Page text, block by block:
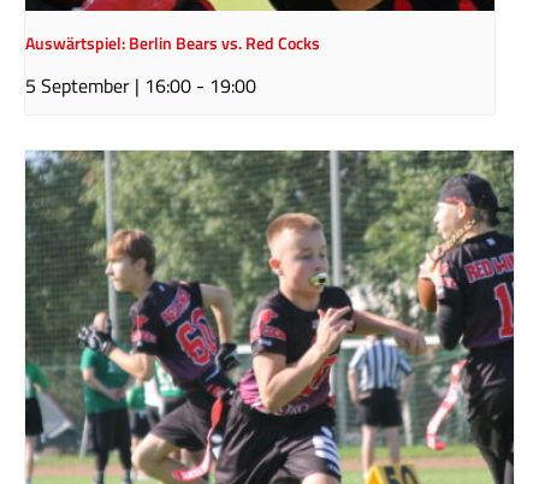
Auswärtspiel: Berlin Bears vs. Red Cocks
5 September | 16:00 - 19:00